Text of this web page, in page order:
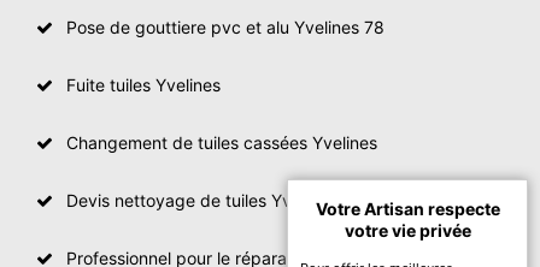
Pose de gouttiere pvc et alu Yvelines 78
Fuite tuiles Yvelines
Changement de tuiles cassées Yvelines
Devis nettoyage de tuiles Yvelines
Professionnel pour le réparation de toit Yvelines
Votre Artisan respecte
votre vie privée